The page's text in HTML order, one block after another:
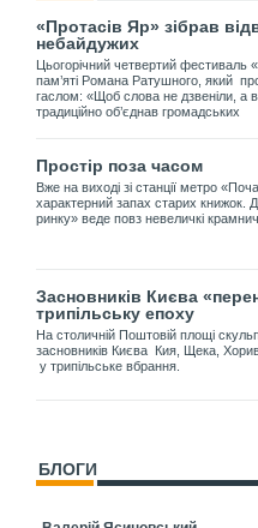
«Протасів Яр» зібрав
небайдужих
Цьогорічний четвертий фестиваль
пам’яті Романа Ратушного, який
гаслом: «Щоб слова не дзвеніли, а
традиційно об’єднав громадських
Простір поза часом
Вже на виході зі станції метро
характерний запах старих книжок.
ринку» веде повз невеличкі
Засновників Києва
трипільську епоху
На столичній Поштовій площі
засновників Києва Кия, Щека,
у трипільське вбрання.
БЛОГИ